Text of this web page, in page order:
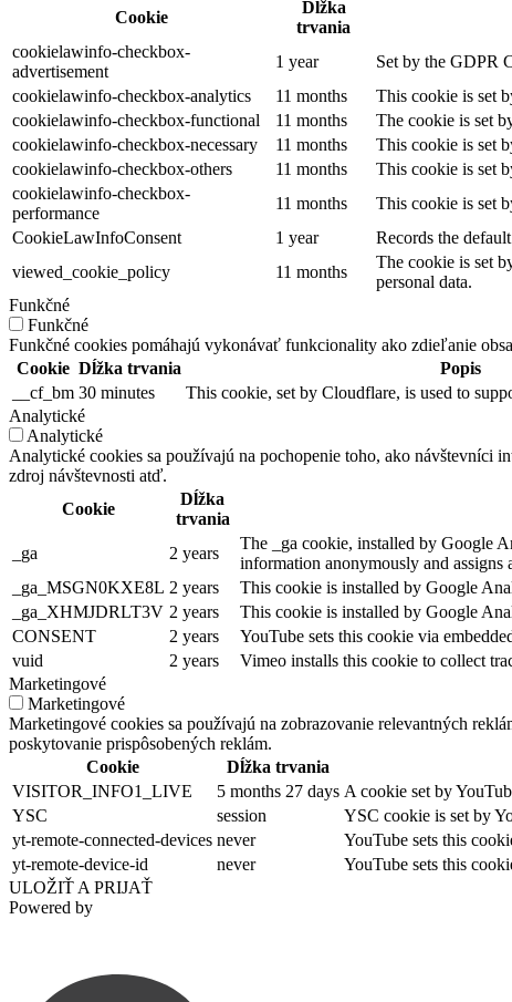
Cookie
Dĺžka
trvania
cookielawinfo-checkbox-
advertisement
1 year
Set by the GDPR
cookielawinfo-checkbox-analytics
11 months
This cookie is set
cookielawinfo-checkbox-functional
11 months
The cookie is set
cookielawinfo-checkbox-necessary
11 months
This cookie is set
cookielawinfo-checkbox-others
11 months
This cookie is set
cookielawinfo-checkbox-
performance
11 months
This cookie is set
CookieLawInfoConsent
1 year
Records the
viewed_cookie_policy
11 months
The cookie is set
personal data.
Funkčné
Funkčné
Funkčné cookies pomáhajú vykonávať funkcionality ako zdieľanie
Cookie Dĺžka trvania
Popis
__cf_bm 30 minutes
This cookie, set by Cloudflare, is used to
Analytické
Analytické
Analytické cookies sa používajú na pochopenie toho, ako návštevníci
zdroj návštevnosti atď.
Cookie
Dĺžka
trvania
_ga 2 years
The _ga cookie, installed by Google
information anonymously and assigns
_ga_MSGN0KXE8L 2 years
This cookie is installed by Google
_ga_XHMJDRLT3V 2 years
This cookie is installed by Google
CONSENT
2 years
YouTube sets this cookie via
vuid
2 years
Vimeo installs this cookie to collect
Marketingové
Marketingové
Marketingové cookies sa používajú na zobrazovanie relevantných
poskytovanie prispôsobených reklám.
Cookie
Dĺžka trvania
VISITOR_INFO1_LIVE
5 months 27 days A cookie set by
YSC
session
YSC cookie is set by
yt-remote-connected-devices never
YouTube sets this
yt-remote-device-id
never
YouTube sets this
ULOŽIŤ A PRIJAŤ
Powered by